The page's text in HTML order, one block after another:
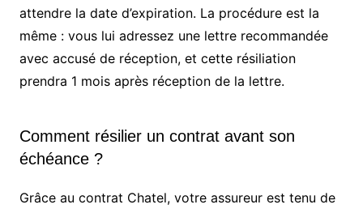
attendre la date d’expiration. La procédure est la
même : vous lui adressez une lettre recommandée
avec accusé de réception, et cette résiliation
prendra 1 mois après réception de la lettre.
Comment résilier un contrat avant son
échéance ?
Grâce au contrat Chatel, votre assureur est tenu de